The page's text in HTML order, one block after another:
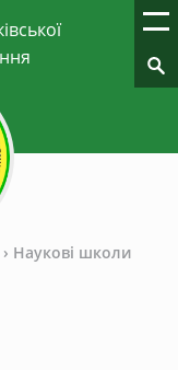
› Наукові школи